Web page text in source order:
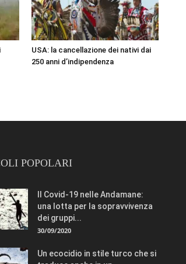
USA: la cancellazione dei nativi dai
250 anni d’indipendenza
POPOLARI
Il Covid-19 nelle Andamane:
una lotta per la sopravvivenza
dei gruppi...
30/09/2020
Un ecocidio in stile turco che si